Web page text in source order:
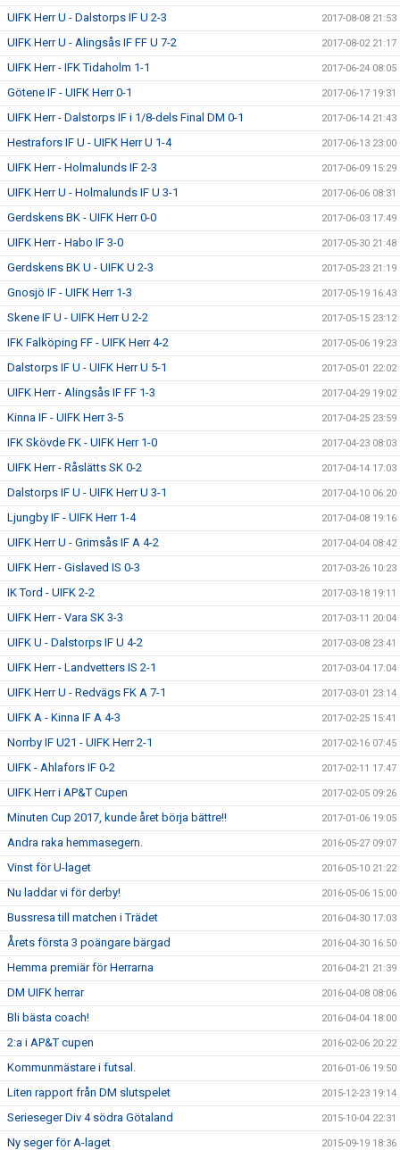
UIFK Herr U - Dalstorps IF U 2-3 2017-08-08 21:53
UIFK Herr U - Alingsås IF FF U 7-2 2017-08-02 21:17
UIFK Herr - IFK Tidaholm 1-1 2017-06-24 08:05
Götene IF - UIFK Herr 0-1 2017-06-17 19:31
UIFK Herr - Dalstorps IF i 1/8-dels Final DM 0-1 2017-06-14 21:43
Hestrafors IF U - UIFK Herr U 1-4 2017-06-13 23:00
UIFK Herr - Holmalunds IF 2-3 2017-06-09 15:29
UIFK Herr U - Holmalunds IF U 3-1 2017-06-06 08:31
Gerdskens BK - UIFK Herr 0-0 2017-06-03 17:49
UIFK Herr - Habo IF 3-0 2017-05-30 21:48
Gerdskens BK U - UIFK U 2-3 2017-05-23 21:19
Gnosjö IF - UIFK Herr 1-3 2017-05-19 16:43
Skene IF U - UIFK Herr U 2-2 2017-05-15 23:12
IFK Falköping FF - UIFK Herr 4-2 2017-05-06 19:23
Dalstorps IF U - UIFK Herr U 5-1 2017-05-01 22:02
UIFK Herr - Alingsås IF FF 1-3 2017-04-29 19:02
Kinna IF - UIFK Herr 3-5 2017-04-25 23:59
IFK Skövde FK - UIFK Herr 1-0 2017-04-23 08:03
UIFK Herr - Råslätts SK 0-2 2017-04-14 17:03
Dalstorps IF U - UIFK Herr U 3-1 2017-04-10 06:20
Ljungby IF - UIFK Herr 1-4 2017-04-08 19:16
UIFK Herr U - Grimsås IF A 4-2 2017-04-04 08:42
UIFK Herr - Gislaved IS 0-3 2017-03-26 10:23
IK Tord - UIFK 2-2 2017-03-18 19:11
UIFK Herr - Vara SK 3-3 2017-03-11 20:04
UIFK U - Dalstorps IF U 4-2 2017-03-08 23:41
UIFK Herr - Landvetters IS 2-1 2017-03-04 17:04
UIFK Herr U - Redvägs FK A 7-1 2017-03-01 23:14
UIFK A - Kinna IF A 4-3 2017-02-25 15:41
Norrby IF U21 - UIFK Herr 2-1 2017-02-16 07:45
UIFK - Ahlafors IF 0-2 2017-02-11 17:47
UIFK Herr i AP&T Cupen 2017-02-05 09:26
Minuten Cup 2017, kunde året börja bättre!! 2017-01-06 19:05
Andra raka hemmasegern. 2016-05-27 09:07
Vinst för U-laget 2016-05-10 21:22
Nu laddar vi för derby! 2016-05-06 15:00
Bussresa till matchen i Trädet 2016-04-30 17:03
Årets första 3 poängare bärgad 2016-04-30 16:50
Hemma premiär för Herrarna 2016-04-21 21:39
DM UIFK herrar 2016-04-08 08:06
Bli bästa coach! 2016-04-04 18:00
2:a i AP&T cupen 2016-02-06 20:22
Kommunmästare i futsal. 2016-01-06 19:50
Liten rapport från DM slutspelet 2015-12-23 19:14
Serieseger Div 4 södra Götaland 2015-10-04 22:31
Ny seger för A-laget 2015-09-19 18:36